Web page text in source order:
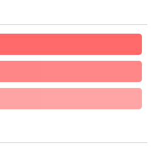
支払いの残債”が残っている状
合)で通信制限がかかることが
供しています。※Wi-Fi回線利
ません。「○」表示は、端末代
用制限の対象ではありませ